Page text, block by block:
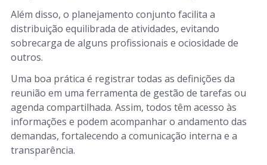
Além disso, o planejamento conjunto facilita a
distribuição equilibrada de atividades, evitando
sobrecarga de alguns profissionais e ociosidade de
outros.
Uma boa prática é registrar todas as definições da
reunião em uma ferramenta de gestão de tarefas ou
agenda compartilhada. Assim, todos têm acesso às
informações e podem acompanhar o andamento das
demandas, fortalecendo a comunicação interna e a
transparência.